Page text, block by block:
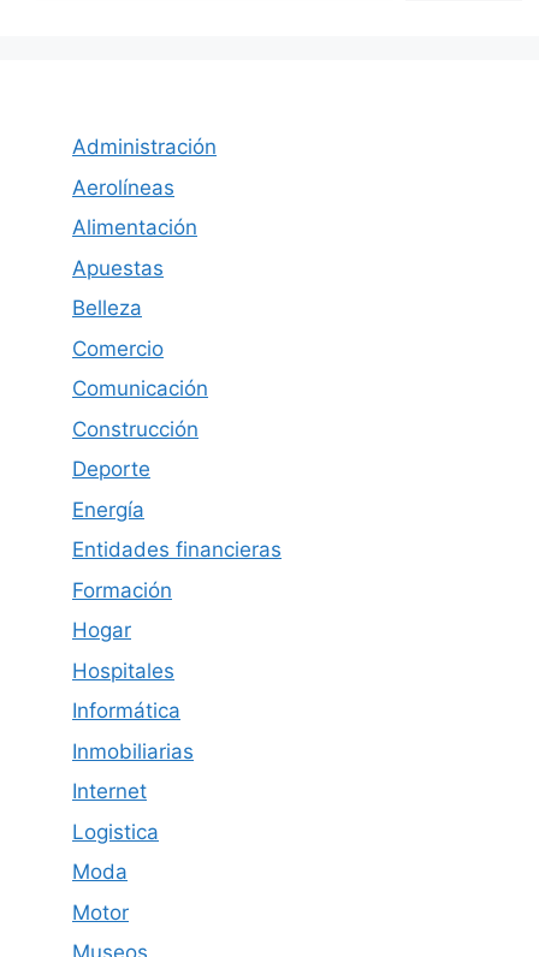
Administración
Aerolíneas
Alimentación
Apuestas
Belleza
Comercio
Comunicación
Construcción
Deporte
Energía
Entidades financieras
Formación
Hogar
Hospitales
Informática
Inmobiliarias
Internet
Logistica
Moda
Motor